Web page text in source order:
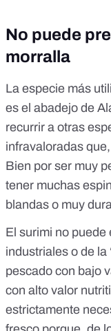
No puede
morralla
La especie más
es el abadejo de
recurrir a otras
infravaloradas
Bien por ser muy
tener muchas
blandas o muy
El surimi no
industriales o de la
pescado con bajo
con alto valor
estrictamente